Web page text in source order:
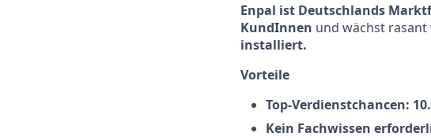
Enpal ist Deutschlands
KundInnen und wächst rasant
installiert.
Vorteile
Top-Verdienstchancen:
Kein Fachwissen